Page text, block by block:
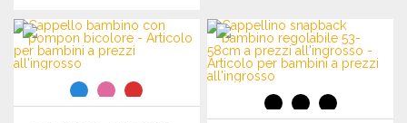
ORDINARE
Richiedi un preventivo
Richiedi un preventivo